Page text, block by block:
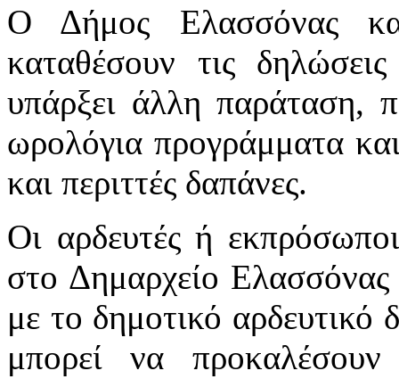
Ο Δήμος Ελασσόνας
καταθέσουν τις
υπάρξει άλλη παράταση,
ωρολόγια προγράμματα
και περιττές δαπάνες.
Οι αρδευτές ή
στο Δημαρχείο
με το δημοτικό αρδευτικό
μπορεί να